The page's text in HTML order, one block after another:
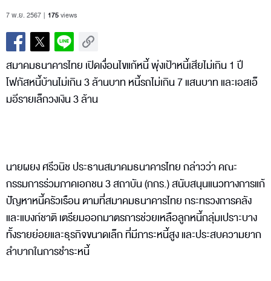
7 พ.ย. 2567 175views
สมาคมธนาคารไทย เปิดเงื่อนไขแก้หนี้ พุ่งเป้าหนี้เสียไม่เกิน 1 ปี
โฟกัสหนี้บ้านไม่เกิน 3 ล้านบาท หนี้รถไม่เกิน 7 แสนบาท และเอสเอ็
มอีรายเล็กวงเงิน 3 ล้าน
นายผยง ศรีวนิช ประธานสมาคมธนาคารไทย กล่าวว่า คณะ
กรรมการร่วมภาคเอกชน 3 สถาบัน (กกร.) สนับสนุนแนวทางการแก้
ปัญหาหนี้ครัวเรือน ตามที่สมาคมธนาคารไทย กระทรวงการคลัง
และแบงก์ชาติ เตรียมออกมาตรการช่วยเหลือลูกหนี้กลุ่มเปราะบาง
ทั้งรายย่อยและธุรกิจขนาดเล็ก ที่มีภาระหนี้สูง และประสบความยาก
ลำบากในการชำระหนี้